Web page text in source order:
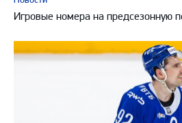
Игровые номера на предсезонную